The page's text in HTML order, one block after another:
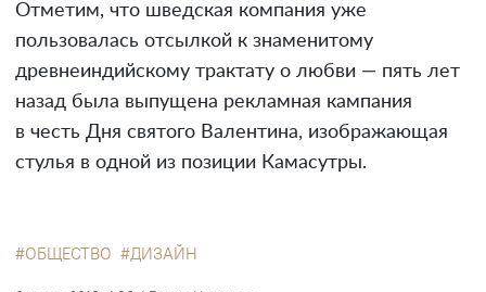
Отметим, что шведская компания уже
пользовалась отсылкой к знаменитому
древнеиндийскому трактату о любви — пять лет
назад была выпущена рекламная кампания
в честь Дня святого Валентина, изображающая
стулья в одной из позиции Камасутры.
ОБЩЕСТВО ДИЗАЙН